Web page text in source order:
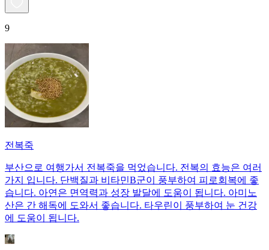
9
전복죽
부산으로 여행가서 전복죽을 먹었습니다. 전복의 효능은 여러
가지 입니다. 단백질과 비타민B군이 풍부하여 피로회복에 좋
습니다. 아연은 면역력과 성장 발달에 도움이 됩니다. 아미노
산은 간 해독에 도와서 좋습니다. 타우린이 풍부하여 눈 건강
에 도움이 됩니다.